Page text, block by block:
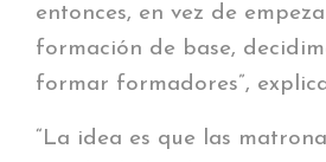
entonces, en vez de
formación de base,
formar formadores”,
“La idea es que las